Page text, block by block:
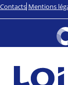
Contacts Mentions